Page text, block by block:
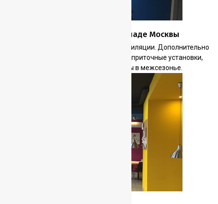
Офисное здание на северо-западе Москвы
Обследование и ремонт системы вентиляции. Дополнительно
установлены электро-калориферы на приточные установки,
что исключило перепады температуры в межсезонье.